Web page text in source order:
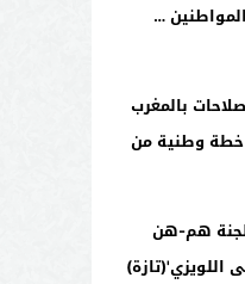
…
بالمغرب
خطة وطنية من
هم-هن